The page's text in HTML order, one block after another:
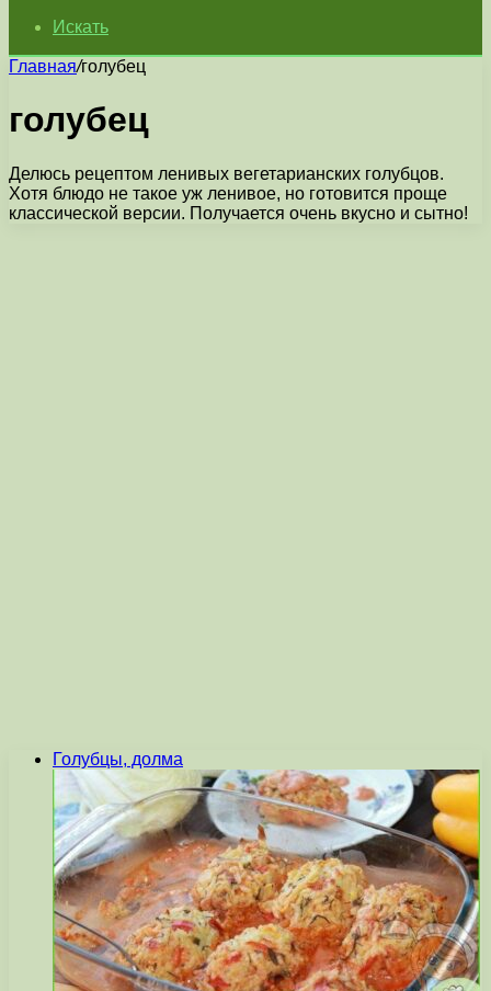
Искать
Главная/голубец
голубец
Делюсь рецептом ленивых вегетарианских голубцов.
Хотя блюдо не такое уж ленивое, но готовится проще
классической версии. Получается очень вкусно и сытно!
Голубцы, долма